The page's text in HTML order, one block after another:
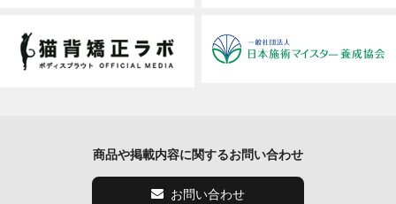
商品や掲載内容に関するお問い合わせ
お問い合わせ